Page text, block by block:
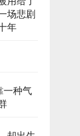
场悲剧
年
一种气